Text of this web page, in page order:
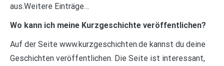
aus.Weitere Einträge…
Wo kann ich meine Kurzgeschichte veröffentlichen?
Auf der Seite www.kurzgeschichten.de kannst du deine
Geschichten veröffentlichen. Die Seite ist interessant,